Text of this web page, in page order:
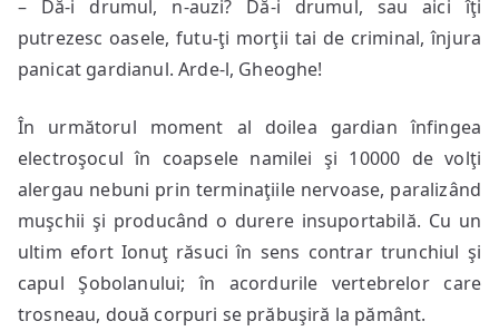
– Dă-i drumul, n-auzi? Dă-i drumul, sau aici îţi
putrezesc oasele, futu-ţi morţii tai de criminal, înjura
panicat gardianul. Arde-l, Gheoghe!
În următorul moment al doilea gardian înfingea
electroşocul în coapsele namilei şi 10000 de volţi
alergau nebuni prin terminaţiile nervoase, paralizând
muşchii şi producând o durere insuportabilă. Cu un
ultim efort Ionuţ răsuci în sens contrar trunchiul şi
capul Şobolanului; în acordurile vertebrelor care
trosneau, două corpuri se prăbuşiră la pământ.